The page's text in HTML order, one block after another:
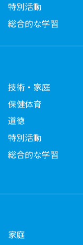
特別活動
総合的な学習
技術・家庭
保健体育
道徳
特別活動
総合的な学習
家庭